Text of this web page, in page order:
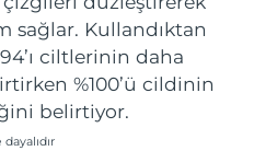
sağlar. Kullandıktan
ciltlerinin daha
%100’ü cildinin
belirtiyor.
Tahmini teslim tarihi 8/10/26
Tahmini teslim tarihi8/9/26
Tahmini teslim tarihi